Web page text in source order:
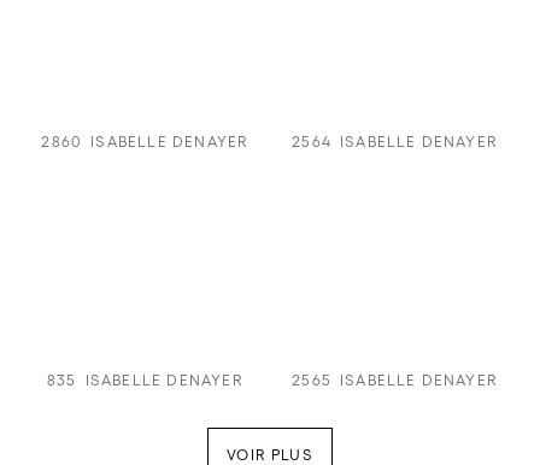
2860 ISABELLE DENAYER 2564 ISABELLE DENAYER
835 ISABELLE DENAYER 2565 ISABELLE DENAYER
VOIR PLUS